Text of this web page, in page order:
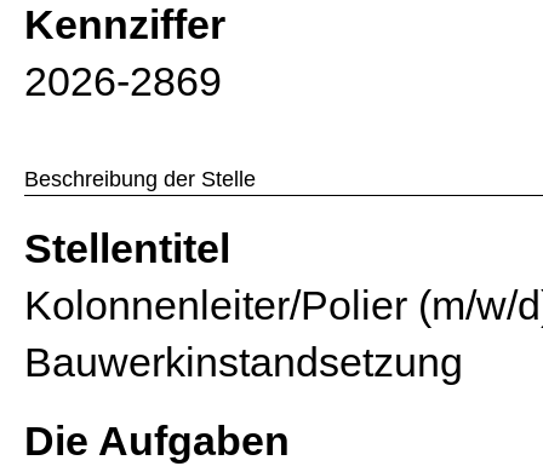
Kennziffer
2026-2869
Beschreibung der Stelle
Stellentitel
Kolonnenleiter/Polier (m/w/
Bauwerkinstandsetzung
Die Aufgaben